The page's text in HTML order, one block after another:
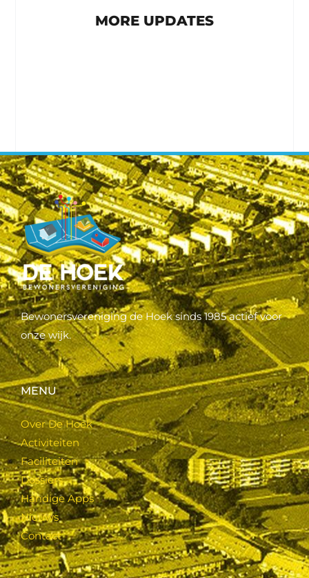
MORE UPDATES
Bewonersvereniging de Hoek sinds 1985 actief voor
onze wijk.
MENU
Over De Hoek
Activiteiten
Faciliteiten
Dossiers
Handige Apps
Nieuws
Contact